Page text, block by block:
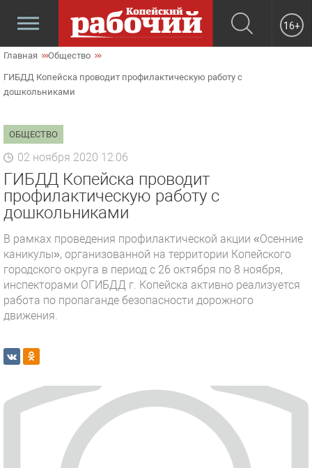
16+
Главная Общество
ГИБДД Копейска проводит профилактическую работу с
дошкольниками
ОБЩЕСТВО
02 ноября 2020 12:06
ГИБДД Копейска проводит
профилактическую работу с
дошкольниками
В рамках проведения профилактической акции «Осенние
каникулы», организованной на территории Копейского
городского округа в период с 26 октября по 8 ноября,
инспекторами ОГИБДД г. Копейска активно реализуется
работа по пропаганде безопасности дорожного
движения.